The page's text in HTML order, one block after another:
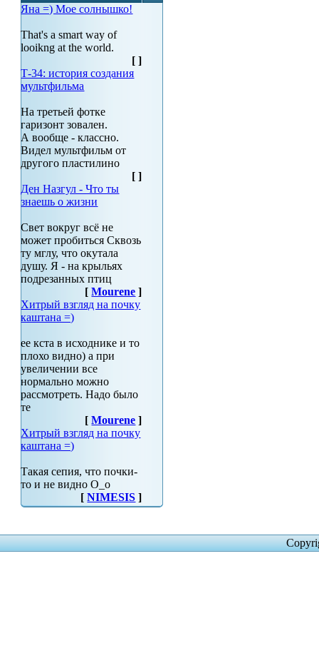
Яна =) Мое солнышко!
That's a smart way of
looikng at the world.
[]
Т-34: история создания
мультфильма
На третьей фотке
гаризонт зовален.
А вообще - классно.
Видел мультфильм от
другого пластилино
[]
Ден Назгул - Что ты
знаешь о жизни
Свет вокруг всё не
может пробиться Сквозь
ту мглу, что окутала
душу. Я - на крыльях
подрезанных птиц
[Mourene ]
Хитрый взгляд на почку
каштана =)
ее кста в исходнике и то
плохо видно) а при
увеличении все
нормально можно
рассмотреть. Надо было
те
[Mourene ]
Хитрый взгляд на почку
каштана =)
Такая сепия, что почки-
то и не видно О_о
[NIMESIS ]